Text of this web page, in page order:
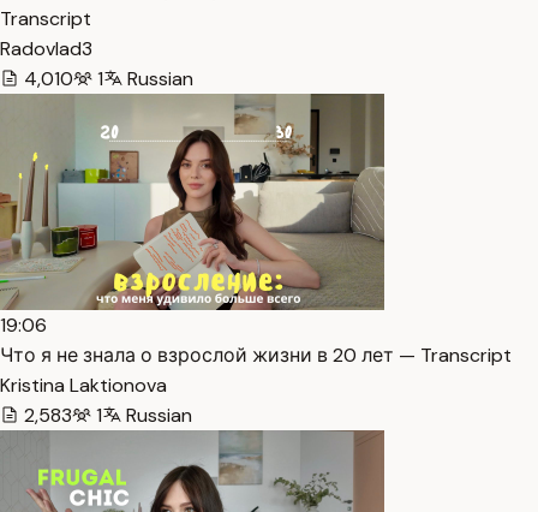
Transcript
Radovlad3
4,010
1 Russian
19:06
Что я не знала о взрослой жизни в 20 лет — Transcript
Kristina Laktionova
2,583
1 Russian